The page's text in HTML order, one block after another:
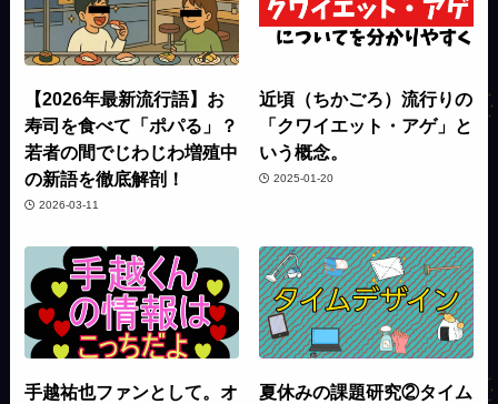
【2026年最新流行語】お
寿司を食べて「ポパる」？
若者の間でじわじわ増殖中
の新語を徹底解剖！
2026-03-11
近頃（ちかごろ）流行りの
「クワイエット・アゲ」と
いう概念。
2025-01-20
手越祐也ファンとして。オ
夏休みの課題研究②タイム